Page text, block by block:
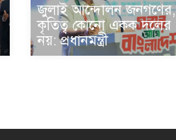
জুলাই আন্দোলন জনগণের,
কৃতিত্ব কোনো একক দলের
নয়: প্রধানমন্ত্রী